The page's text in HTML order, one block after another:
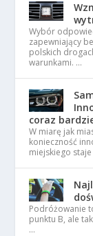
Wybór
zapewniający
polskich
warunkami. …
coraz
W miarę jak
konieczność
miejskiego
Podróżowanie
punktu B, ale
…